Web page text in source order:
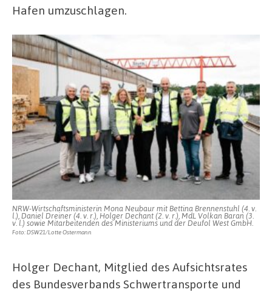
Hafen umzuschlagen.
NRW-Wirtschaftsministerin Mona Neubaur mit Bettina Brennenstuhl (4. v.
l.), Daniel Dreiner (4. v. r.), Holger Dechant (2. v. r.), MdL Volkan Baran (3.
v. l.) sowie Mitarbeitenden des Ministeriums und der Deufol West GmbH.
Foto: DSW21/Lotte Ostermann
Holger Dechant, Mitglied des Aufsichtsrates
des Bundesverbands Schwertransporte und